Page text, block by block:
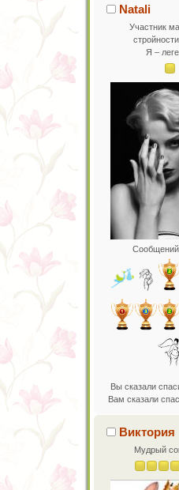
Natali
Участник
Я –
Вы сказали
Вам сказали
Виктория
Мудрый